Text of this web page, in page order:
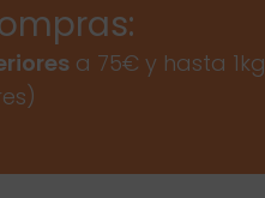
a 75€ y hasta 1kg